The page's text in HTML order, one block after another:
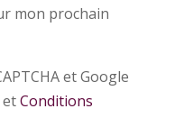
mon prochain
et Google
etConditions